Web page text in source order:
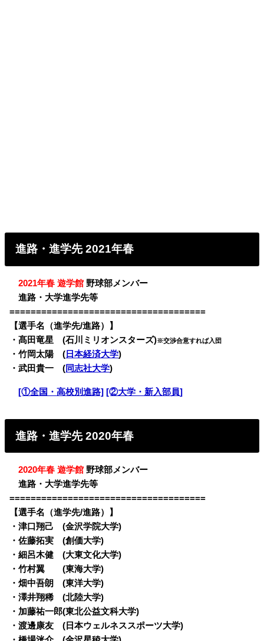
進路・進学先 2021年春
・2021年春 遊学館 野球部メンバー
・進路・大学進学先等
=====================================
【選手名（進学先/進路）】
・髙田竜星 (石川ミリオンスターズ)※交渉合意すれば入団
・竹岡太陽 ( 日本経済大学)
・武田貴一 (同志社大学)
[①全国・高校別進路] [②大学・新入部員]
進路・進学先 2020年春
・2020年春 遊学館 野球部メンバー
・進路・大学進学先等
=====================================
【選手名（進学先/進路）】
・津口翔己 (金沢学院大学)
・佐藤拓実 (創価大学)
・細呂木健 (大東文化大学)
・竹村翼 (東海大学)
・畑中吾朗 (東洋大学)
・澤井翔稀 (北陸大学)
・加藤祐一郎(東北公益文科大学)
・渡邊康友 (日本ウェルネススポーツ大学)